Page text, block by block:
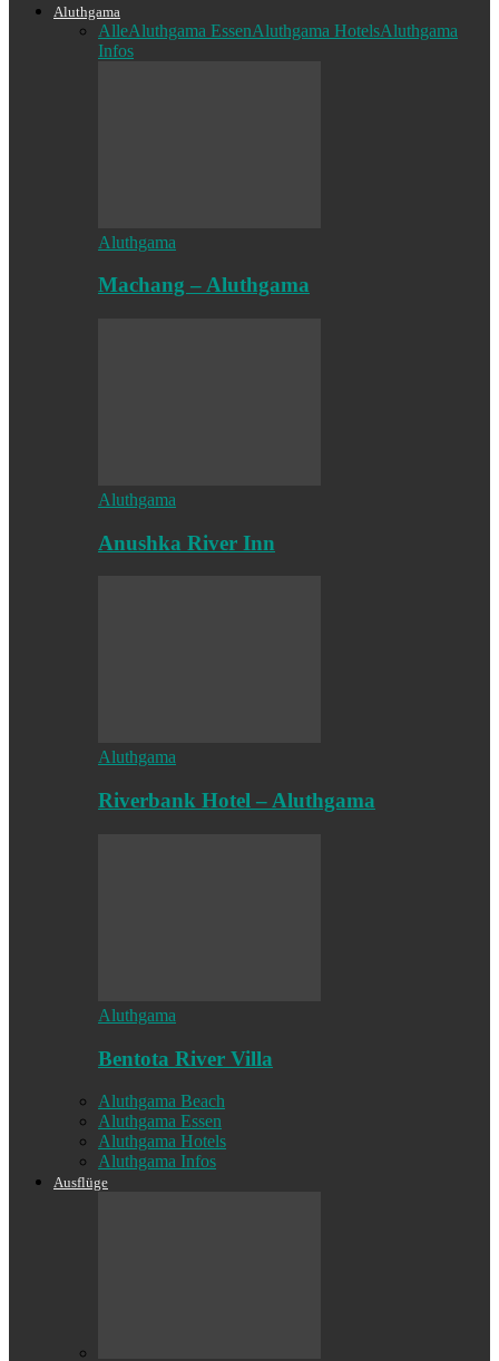
Aluthgama
AlleAluthgama EssenAluthgama HotelsAluthgama
Infos
Aluthgama
Machang – Aluthgama
Aluthgama
Anushka River Inn
Aluthgama
Riverbank Hotel – Aluthgama
Aluthgama
Bentota River Villa
Aluthgama Beach
Aluthgama Essen
Aluthgama Hotels
Aluthgama Infos
Ausflüge